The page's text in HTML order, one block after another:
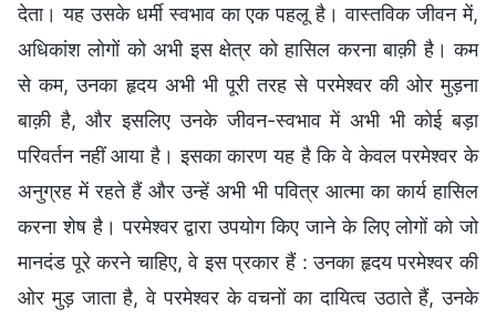
देता। यह उसके धर्मी स्वभाव का एक पहलू है। वास्तविक जीवन में,
अधिकांश लोगों को अभी इस क्षेत्र को हासिल करना बाक़ी है। कम
से कम, उनका हृदय अभी भी पूरी तरह से परमेश्वर की ओर मुड़ना
बाक़ी है, और इसलिए उनके जीवन-स्वभाव में अभी भी कोई बड़ा
परिवर्तन नहीं आया है। इसका कारण यह है कि वे केवल परमेश्वर के
अनुग्रह में रहते हैं और उन्हें अभी भी पवित्र आत्मा का कार्य हासिल
करना शेष है। परमेश्वर द्वारा उपयोग किए जाने के लिए लोगों को जो
मानदंड पूरे करने चाहिए, वे इस प्रकार हैं : उनका हृदय परमेश्वर की
ओर मुड़ जाता है, वे परमेश्वर के वचनों का दायित्व उठाते हैं, उनके